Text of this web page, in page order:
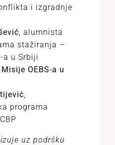
i izgradnje
, alumnista
stažiranja –
a u Srbiji
OEBS-a u
,
programa
uz podršku